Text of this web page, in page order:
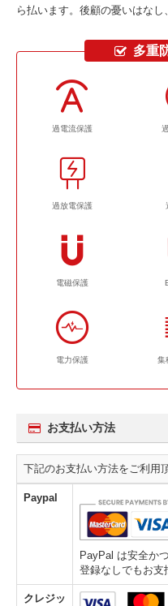
ら払います。後顧の憂いはなし
多重
過電流保護
過放電保護
電磁保護
電力保護 集
お支払い方法
下記のお支払い方法をご利用
Paypal
PayPal は安全か
登録なしでもお支
クレジッ